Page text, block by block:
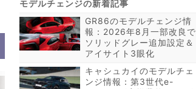
GR86のモデルチェンジ情
報：2026年8月一部改良で
ソリッドグレー追加設定＆
アイサイト3眼化
キャシュカイのモデルチェ
ンジ情報：第3世代e-